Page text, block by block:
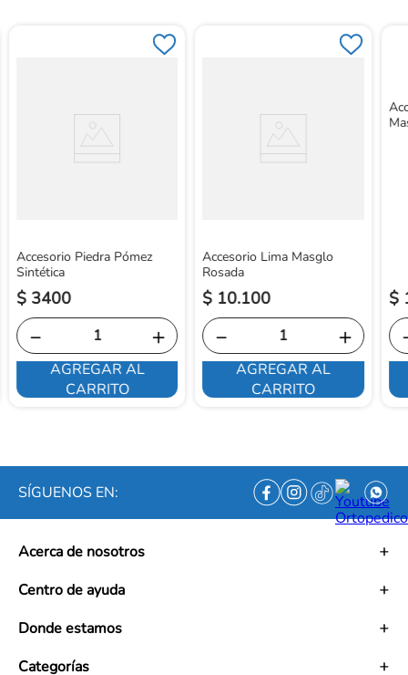
Accesorio Piedra Pómez
Sintética
$ 3400
＋
－
AGREGAR AL
CARRITO
Accesorio Lima Masglo
Rosada
$ 10.100
＋
－
AGREGAR AL
CARRITO
$
SÍGUENOS EN:
Acerca de nosotros
Misión
Trabaja con nosotros
Ética empresarial
Centro de ayuda
Políticas de tratamiento de datos personales
Donde estamos
Mapa de tiendas
Categorías